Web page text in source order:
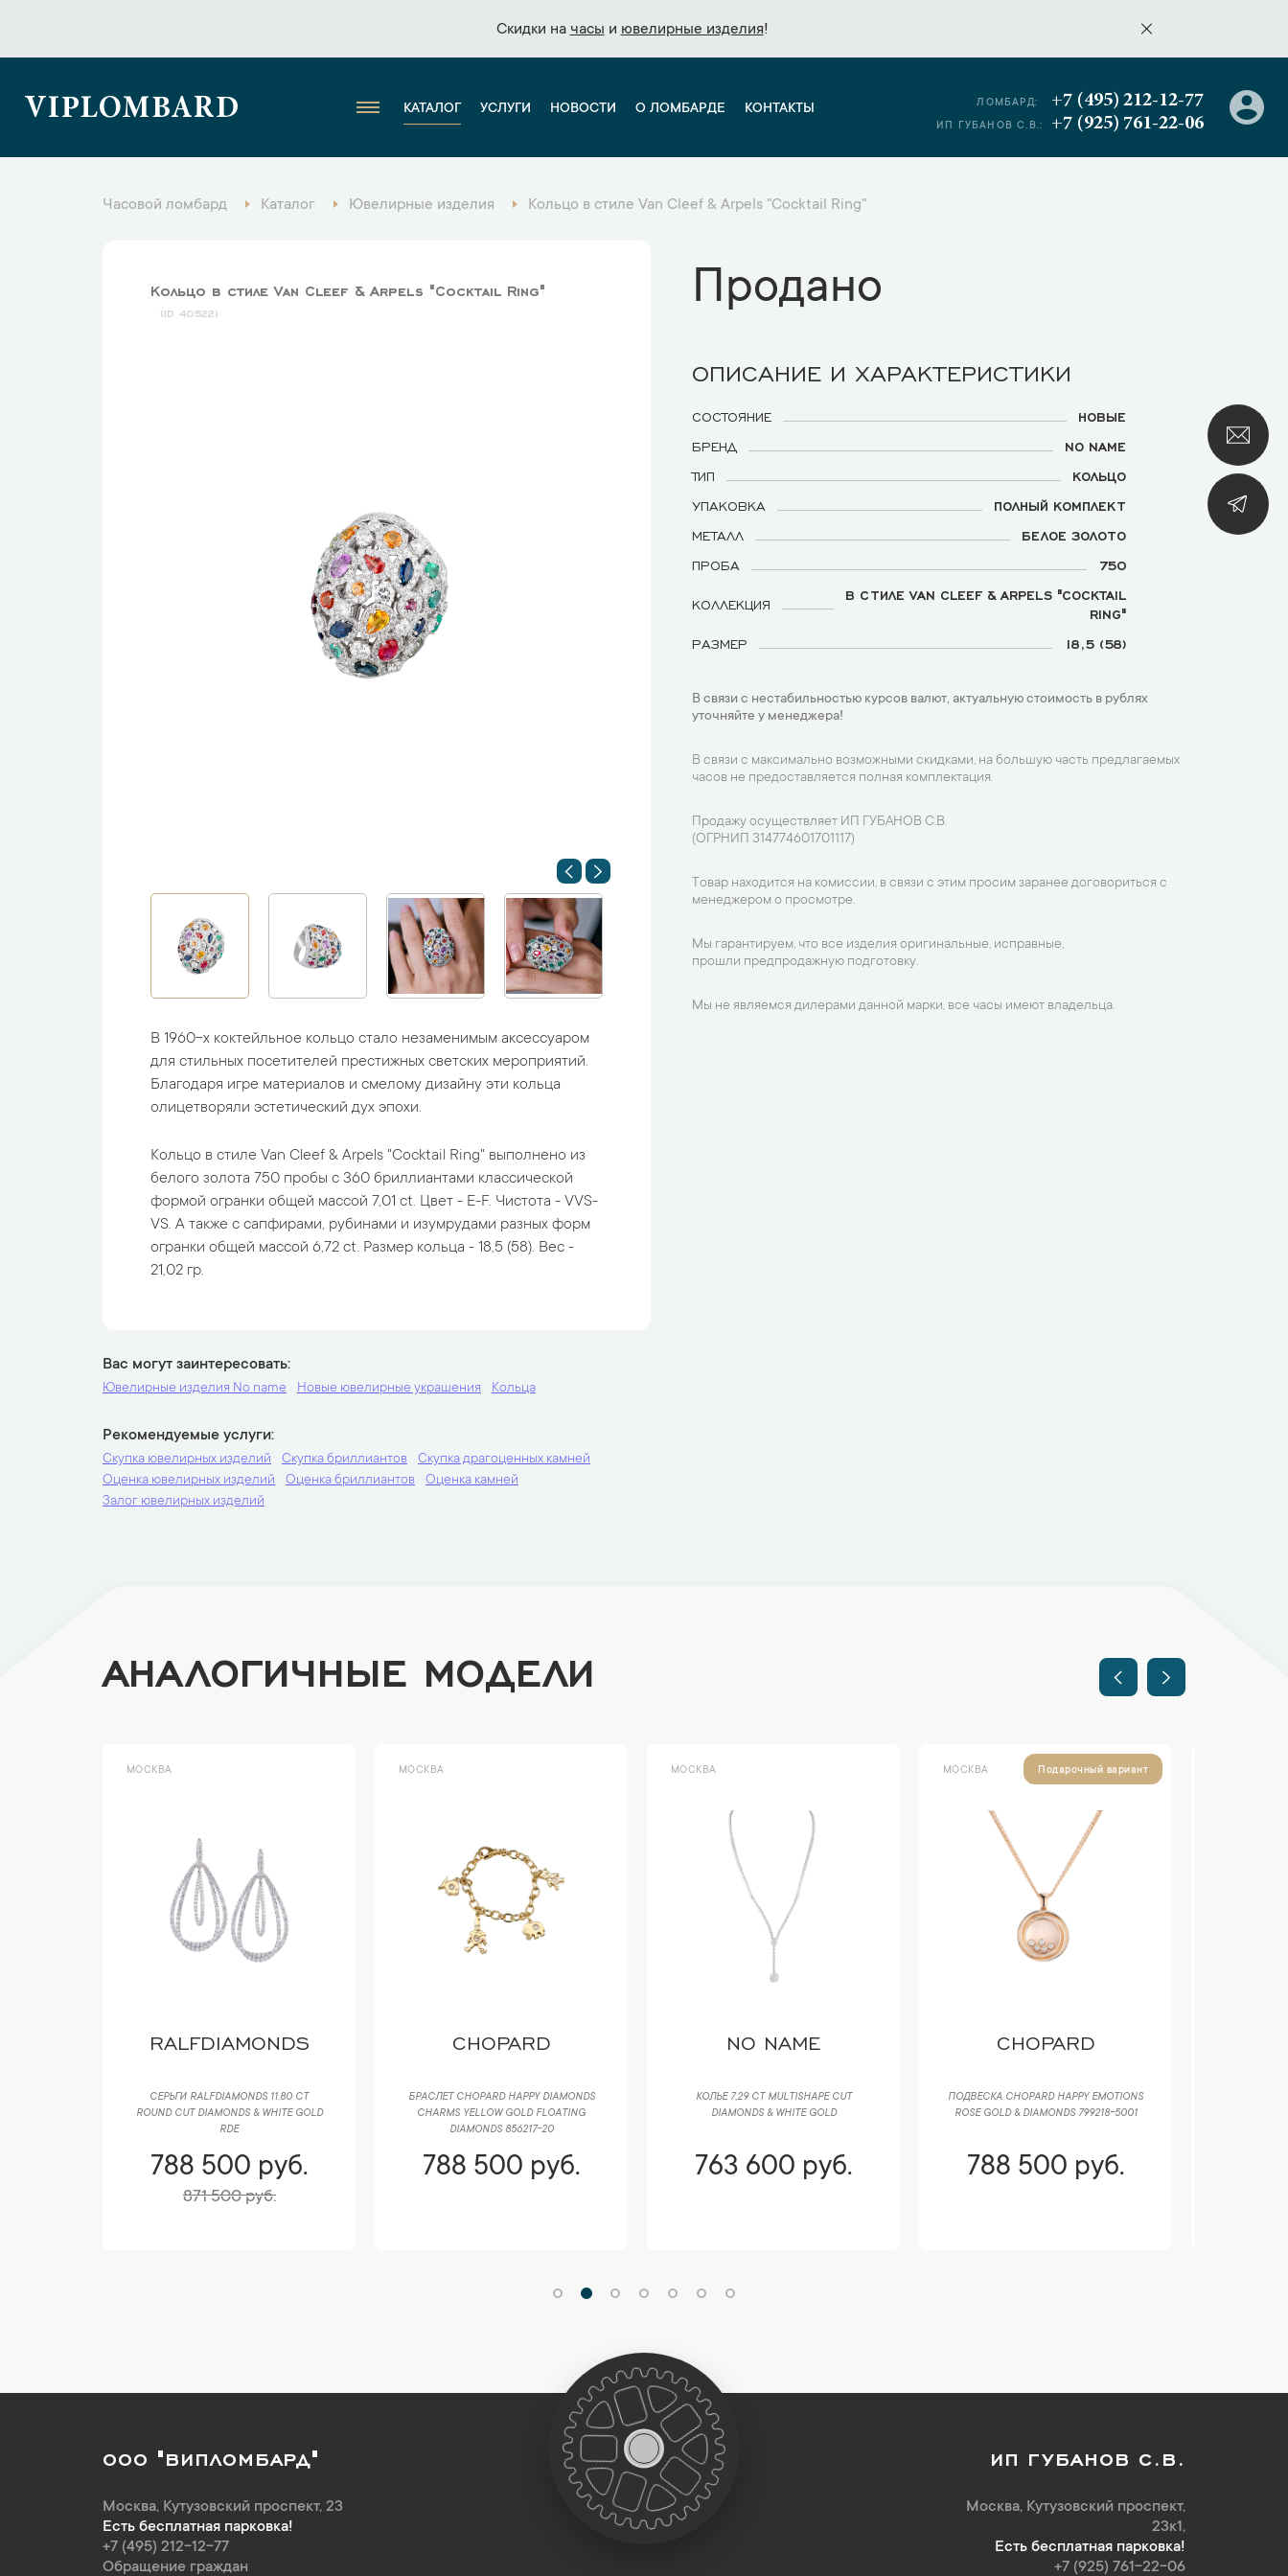
Скидки на часы и ювелирные изделия!
Скидки на часы и ювелирные изделия!
VIPLOMBARD КАТАЛОГ УСЛУГИ НОВОСТИ О ЛОМБАРДЕ КОНТАКТЫ ЛОМБАРД: +7 (495) 212-12-77
ИП ГУБАНОВ С.В.: +7 (925) 761-22-06
Часовой ломбард Каталог Ювелирные изделия Кольцо в стиле Van Cleef & Arpels "Cocktail Ring"
Кольцо в стиле Van Cleef & Arpels "Cocktail Ring"
40522
В 1960-х коктейльное кольцо стало незаменимым аксессуаром
для стильных посетителей престижных светских мероприятий.
Благодаря игре материалов и смелому дизайну эти кольца
олицетворяли эстетический дух эпохи.
Кольцо в стиле Van Cleef & Arpels "Cocktail Ring" выполнено из
белого золота 750 пробы с 360 бриллиантами классической
формой огранки общей массой 7,01 ct. Цвет - E-F. Чистота - VVS-
VS. А также с сапфирами, рубинами и изумрудами разных форм
огранки общей массой 6,72 ct. Размер кольца - 18,5 (58). Вес -
21,02 гр.
Вас могут заинтересовать
Ювелирные изделия No name Новые ювелирные украшения Кольца
Рекомендуемые услуги
Скупка ювелирных изделий Скупка бриллиантов
Скупка драгоценных камней
Оценка ювелирных изделий
Оценка бриллиантов
Оценка камней
Залог ювелирных изделий
Продано
ОПИСАНИЕ И ХАРАКТЕРИСТИКИ
СОСТОЯНИЕ
НОВЫЕ
БРЕНД
NO NAME
ТИП
КОЛЬЦО
УПАКОВКА
ПОЛНЫЙ КОМПЛЕКТ
МЕТАЛЛ
БЕЛОЕ ЗОЛОТО
ПРОБА
750
КОЛЛЕКЦИЯ
В СТИЛЕ VAN CLEEF & ARPELS "COCKTAIL
RING"
РАЗМЕР
18,5 (58)
В связи с нестабильностью курсов валют, актуальную стоимость в рублях
уточняйте у менеджера!
В связи с максимально возможными скидками, на большую часть предлагаемых
часов не предоставляется полная комплектация.
Продажу осуществляет ИП ГУБАНОВ С.В.
(ОГРНИП 314774601701117)
Товар находится на комиссии, в связи с этим просим заранее договориться с
менеджером о просмотре.
Мы гарантируем, что все изделия оригинальные, исправные,
прошли предпродажную подготовку.
Мы не являемся дилерами данной марки, все часы имеют владельца.
АНАЛОГИЧНЫЕ МОДЕЛИ
МОСКВА
RALFDIAMONDS
СЕРЬГИ RALFDIAMONDS 11.80 CT
ROUND CUT DIAMONDS & WHITE GOLD
RDE
788 500 руб.
871 500 руб.
МОСКВА
CHOPARD
БРАСЛЕТ CHOPARD HAPPY DIAMONDS
CHARMS YELLOW GOLD FLOATING
DIAMONDS 856217-20
788 500 руб.
МОСКВА
NO NAME
КОЛЬЕ 7,29 CT MULTISHAPE CUT
DIAMONDS & WHITE GOLD
763 600 руб.
МОСКВА Подарочный вариант
CHOPARD
ПОДВЕСКА CHOPARD HAPPY EMOTIONS
ROSE GOLD & DIAMONDS 799218-5001
788 500 руб.
ООО "ВИПЛОМБАРД"
Москва, Кутузовский проспект, 23
Есть бесплатная парковка!
+7 (495) 212-12-77
Обращение граждан
ИП ГУБАНОВ С.В.
Москва, Кутузовский проспект,
23к1,
Есть бесплатная парковка!
+7 (925) 761-22-06